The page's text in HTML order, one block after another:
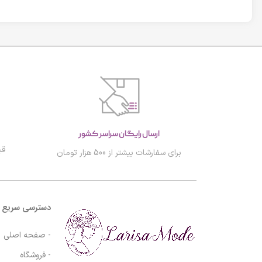
ارسال رایگان سراسر کشور
برای سفارشات بیشتر از 500 هزار تومان
دسترسی سریع
- صفحه اصلی
- فروشگاه